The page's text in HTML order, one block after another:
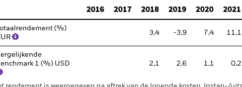
2016 2017 2018 2019 2020 2021
Totaalrendement (%)
3,4 -3,9 7,4 11,1
1 (%) USD
2,1 2,6 1,1 0,2